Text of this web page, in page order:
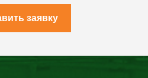
заявку